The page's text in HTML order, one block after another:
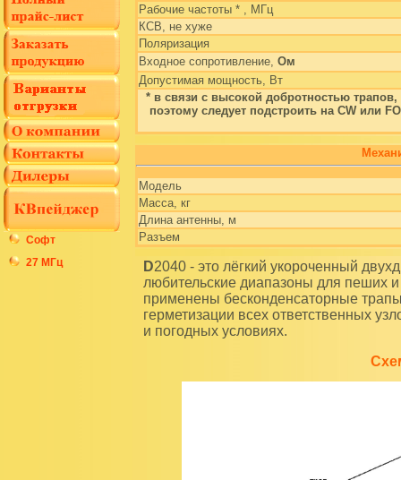
Софт
27 МГц
Рабочие частоты * , МГц
КСВ, не хуже
Поляризация
Входное сопротивление, Ом
Допустимая мощность, Вт
* в связи с высокой добротностью
поэтому следует подстроить на CW или
Модель
Масса, кг
Длина антенны, м
Разъем
D2040 - это лёгкий укороченный двухдиапазонный диполь на 40 и 20 метровые
любительские диапазоны для пеших
применены бесконденсаторные
герметизации всех ответственных
и погодных условиях.